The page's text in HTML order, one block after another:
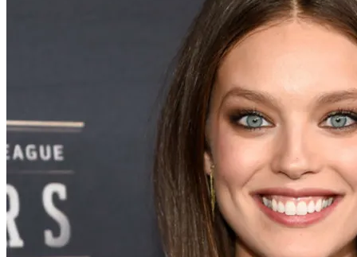
Раскрась Свой Год: Какой Цвет
Принесет Тебе Успех В 2026 Году По
Знаку Зодиака
Тайна Происхождения Жизни Скоро
Будет Разгадана